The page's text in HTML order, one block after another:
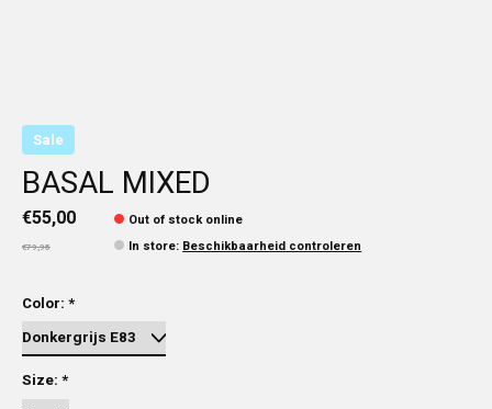
Sale
BASAL MIXED
€55,00
€79,95
Out of stock online
In store: Beschikbaarheid controleren
Color: *
Size: *